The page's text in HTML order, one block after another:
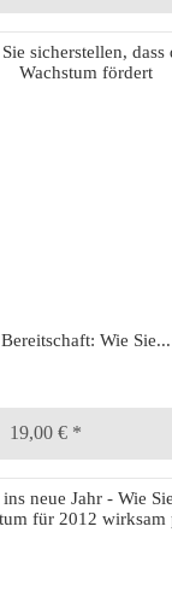
Bereitschaft: Wie Sie...
19,00 € *